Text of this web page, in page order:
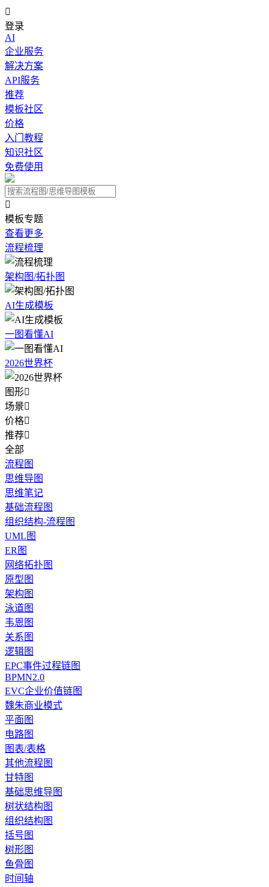

登录
AI
企业服务
解决方案
API服务
推荐
模板社区
价格
入门教程
知识社区
免费使用

模板专题
查看更多
流程梳理
架构图/拓扑图
AI生成模板
一图看懂AI
2026世界杯
图形
场景
价格
推荐
全部
流程图
思维导图
思维笔记
基础流程图
组织结构-流程图
UML图
ER图
网络拓扑图
原型图
架构图
泳道图
韦恩图
关系图
逻辑图
EPC事件过程链图
BPMN2.0
EVC企业价值链图
魏朱商业模式
平面图
电路图
图表/表格
其他流程图
甘特图
基础思维导图
树状结构图
组织结构图
括号图
树形图
鱼骨图
时间轴